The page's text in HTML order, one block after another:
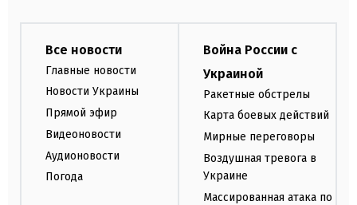
Все новости
Главные новости
Новости Украины
Прямой эфир
Видеоновости
Аудионовости
Погода
Война России с
Украиной
Ракетные обстрелы
Карта боевых действий
Мирные переговоры
Воздушная тревога в
Украине
Массированная атака по